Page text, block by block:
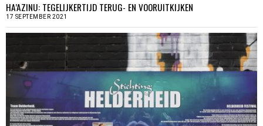
HA’AZINU: TEGELIJKERTIJD TERUG- EN VOORUITKIJKEN
17 SEPTEMBER 2021